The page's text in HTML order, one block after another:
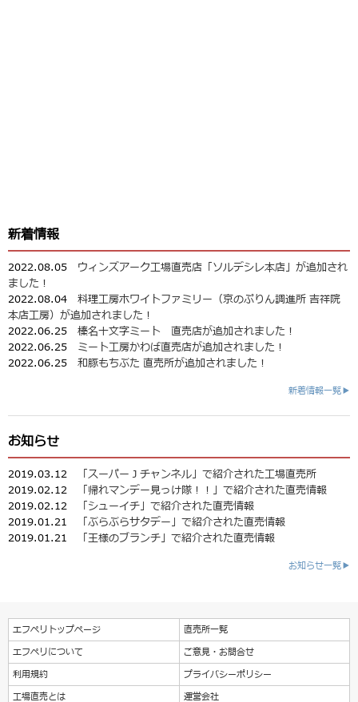
新着情報
2022.08.05 ウィンズアーク工場直売店「ソルデシレ本店」が追加され
ました！
2022.08.04 料理工房ホワイトファミリー（京のぷりん調進所 吉祥院
本店工房）が追加されました！
2022.06.25 榛名十文字ミート 直売店が追加されました！
2022.06.25 ミート工房かわば直売店が追加されました！
2022.06.25 和豚もちぶた 直売所が追加されました！
新着情報一覧▶
お知らせ
2019.03.12
「スーパーＪチャンネル」で紹介された工場直売所
2019.02.12
「帰れマンデー見っけ隊！！」で紹介された直売情報
2019.02.12
「シューイチ」で紹介された直売情報
2019.01.21
「ぶらぶらサタデー」で紹介された直売情報
2019.01.21
「王様のブランチ」で紹介された直売情報
お知らせ一覧▶
エフペリトップページ
直売所一覧
エフペリについて
ご意見・お問合せ
利用規約
プライバシーポリシー
工場直売とは
運営会社